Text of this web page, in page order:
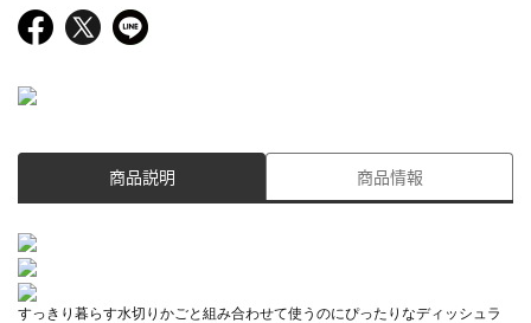
商品説明 商品情報
すっきり暮らす水切りかごと組み合わせて使うのにぴったりなディッシュラ